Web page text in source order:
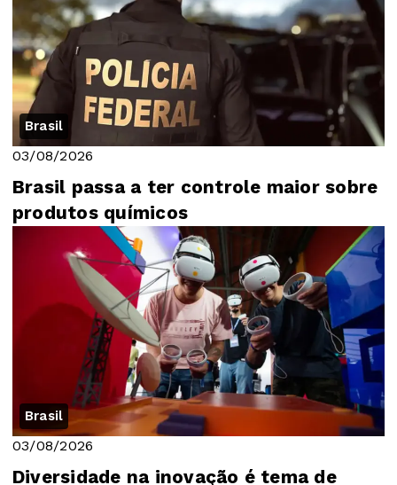
Brasil
03/08/2026
Brasil passa a ter controle maior sobre
produtos químicos
Brasil
03/08/2026
Diversidade na inovação é tema de